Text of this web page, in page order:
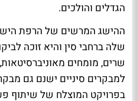
הגדלים והולכים.
ההישג המרשים של הרפת
שלה ברחבי סין והיא זוכה
שרים, מומחים
למבקרים סיניים ישנם גם
בפרויקט המוצלח של שיתוף